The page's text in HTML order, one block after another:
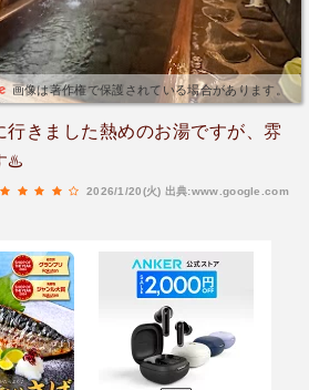
画像は著作権で保護されている場合があります。
行きました熱めのお湯ですが、雰
♨️
2026/1/20(火) 出典:www.google.com